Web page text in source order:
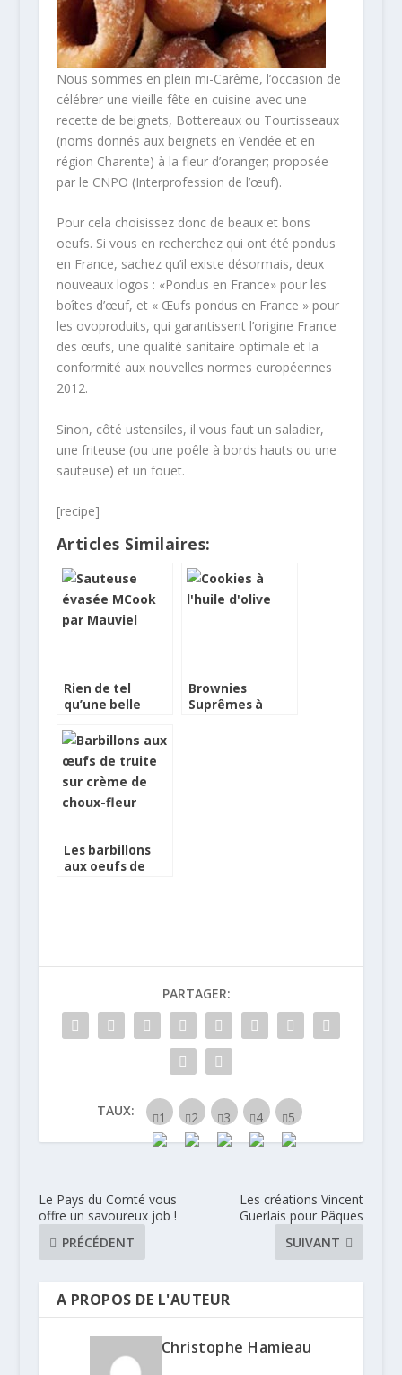
Nous sommes en plein mi-Carême, l’occasion de
célébrer une vieille fête en cuisine avec une
recette de beignets, Bottereaux ou Tourtisseaux
(noms donnés aux beignets en Vendée et en
région Charente) à la fleur d’oranger; proposée
par le CNPO (Interprofession de l’œuf).
Pour cela choisissez donc de beaux et bons
oeufs. Si vous en recherchez qui ont été pondus
en France, sachez qu’il existe désormais, deux
nouveaux logos : «Pondus en France» pour les
boîtes d’œuf, et « Œufs pondus en France » pour
les ovoproduits, qui garantissent l’origine France
des œufs, une qualité sanitaire optimale et la
conformité aux nouvelles normes européennes
2012.
Sinon, côté ustensiles, il vous faut un saladier,
une friteuse (ou une poêle à bords hauts ou une
sauteuse) et un fouet.
[recipe]
Articles Similaires:
Rien de tel
qu’une belle
Brownies
Suprêmes à
Les barbillons
aux oeufs de
PARTAGER:
TAUX:
Le Pays du Comté vous
offre un savoureux job !
PRÉCÉDENT
Les créations Vincent
Guerlais pour Pâques
SUIVANT
A PROPOS DE L'AUTEUR
Christophe Hamieau